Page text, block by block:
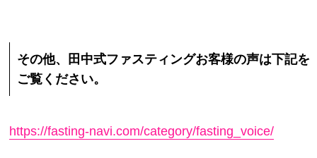
その他、田中式ファスティングお客様の声は下記を
ご覧ください。
https://fasting-navi.com/category/fasting_voice/